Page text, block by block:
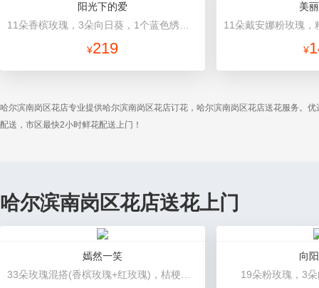
阳光下的爱
¥219
美
¥
哈尔滨南岗区花店专业提供哈尔滨南岗区花店订花，哈尔滨南岗区花店送花服务。
配送，市区最快2小时鲜花配送上门！
哈尔滨南岗区花店送花上门
嫣然一笑
向
19朵粉玫瑰，3